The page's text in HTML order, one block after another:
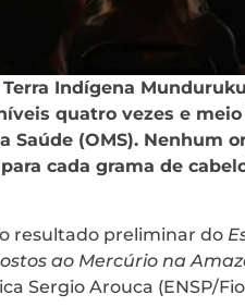
Indígena
quatro vezes e
Saúde (OMS). Nenhum
cada grama de
resultado preliminar do
ao Mercúrio na
Sergio Arouca (ENSP/